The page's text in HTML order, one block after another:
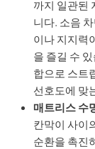
까지 일관된
니다. 소음
이나 지지력
을 즐길 수
합으로 스트
선호도에 맞
매트리스 수
칸막이 사이
순환을 촉진